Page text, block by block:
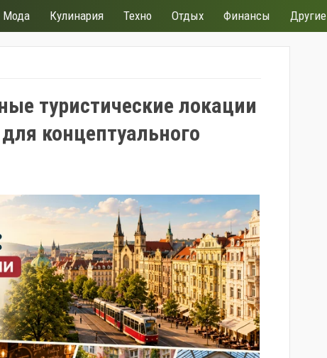
Мода Кулинария Техно Отдых Финансы Другие
туристические локации
концептуального